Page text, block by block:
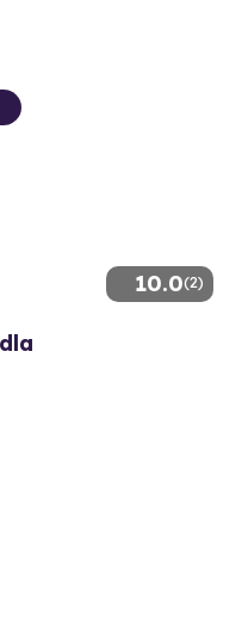
10.0(2)